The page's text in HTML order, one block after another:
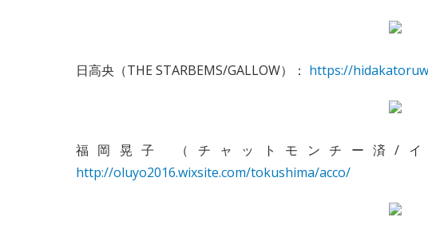
日高央（THE STARBEMS/GALLOW）： https://
福岡晃子 （チャットモンチー済/イ
http://oluyo2016.wixsite.com/tokushima/acco/